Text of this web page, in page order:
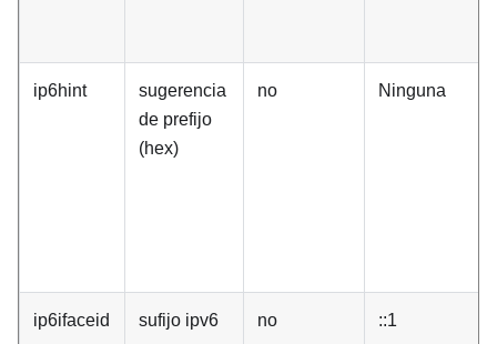
ip6hint
sugerencia
de prefijo
(hex)
no Ninguna
ip6ifaceid sufijo ipv6 no ::1